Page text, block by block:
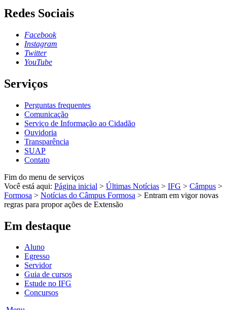
Redes Sociais
Facebook
Instagram
Twitter
YouTube
Serviços
Perguntas frequentes
Comunicação
Serviço de Informação ao Cidadão
Ouvidoria
Transparência
SUAP
Contato
Fim do menu de serviços
Você está aqui: Página inicial > Últimas Notícias > IFG > Câmpus >
Formosa > Notícias do Câmpus Formosa > Entram em vigor novas
regras para propor ações de Extensão
Em destaque
Aluno
Egresso
Servidor
Guia de cursos
Estude no IFG
Concursos